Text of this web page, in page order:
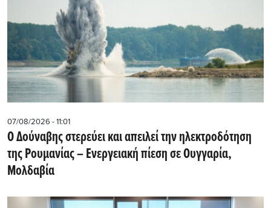
07/08/2026 - 11:01
Ο Δούναβης στερεύει και απειλεί την ηλεκτροδότηση
της Ρουμανίας – Ενεργειακή πίεση σε Ουγγαρία,
Μολδαβία